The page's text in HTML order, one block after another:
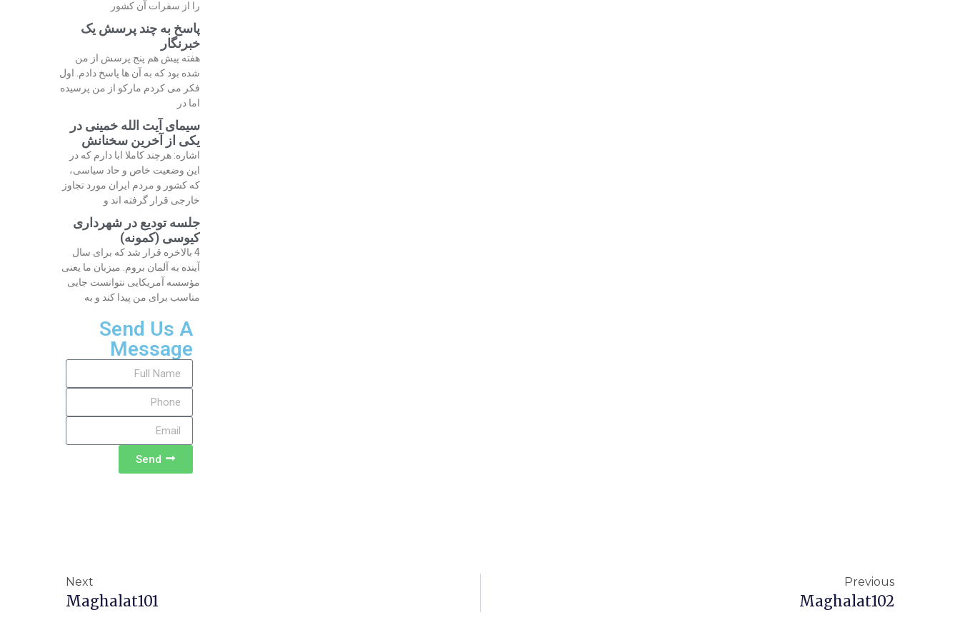
را از سفرات آن کشور
پاسخ به چند پرسش یک
خبرنگار
هفته پیش هم پنج پرسش از من
شده بود که به آن ها پاسخ دادم. اول
فکر می کردم مارکو از من پرسیده
اما در
سیمای آیت الله خمینی در
یکی از آخرین سخنانش
اشاره: هرچند کاملا ابا دارم که در
این وضعیت خاص و حاد سیاسی،
که کشور و مردم ایران مورد تجاوز
خارجی قرار گرفته اند و
جلسه تودیع در شهرداری
کیوسی (کمونه)
4 بالاخره قرار شد که برای سال
آینده به آلمان بروم. میزبان ما یعنی
مؤسسه آمریکایی نتوانست جایی
مناسب برای من پیدا کند و به
Send Us A
Message
Send
Previous
Maghalat102
Next
Maghalat101